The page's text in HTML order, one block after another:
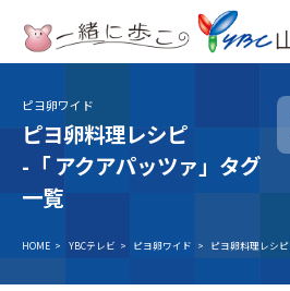
テレビ
TV
ニュース
ピヨ卵ワイド
ピヨ卵料理レシピ
-「アクアパッツァ」タグ
一覧
HOME > YBCテレビ > ピヨ卵ワイド > ピヨ卵料理レシピ